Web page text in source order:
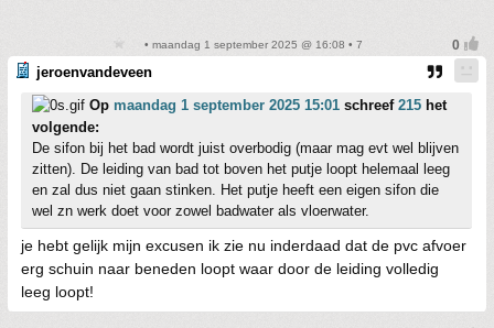
• maandag 1 september 2025 @ 16:08 • 7
jeroenvandeveen
Op maandag 1 september 2025 15:01 schreef 215 het
volgende:
De sifon bij het bad wordt juist overbodig (maar mag evt wel blijven
zitten). De leiding van bad tot boven het putje loopt helemaal leeg
en zal dus niet gaan stinken. Het putje heeft een eigen sifon die
wel zn werk doet voor zowel badwater als vloerwater.
je hebt gelijk mijn excusen ik zie nu inderdaad dat de pvc afvoer
erg schuin naar beneden loopt waar door de leiding volledig
leeg loopt!